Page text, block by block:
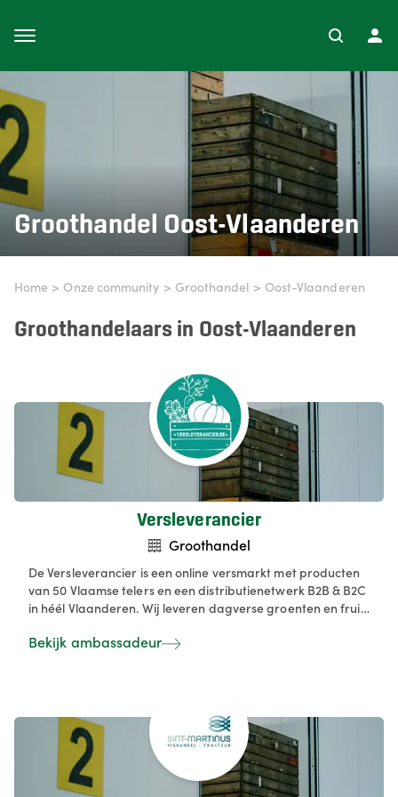
Groothandel Oost-Vlaanderen
Home > Onze community > Groothandel > Oost-Vlaanderen
Groothandelaars in Oost-Vlaanderen
Versleverancier
Groothandel
De Versleverancier is een online versmarkt met producten
van 50 Vlaamse telers en een distributienetwerk B2B & B2C
in héél Vlaanderen. Wij leveren dagverse groenten en fruit
naar bedrijven in Vlaanderen en Brussel. We garanderen 5
vrijdag). Tot slot streven we naar een korte keten en
duurzaamheid door rechtstreeks samen te werken met
Bekijk ambassadeur